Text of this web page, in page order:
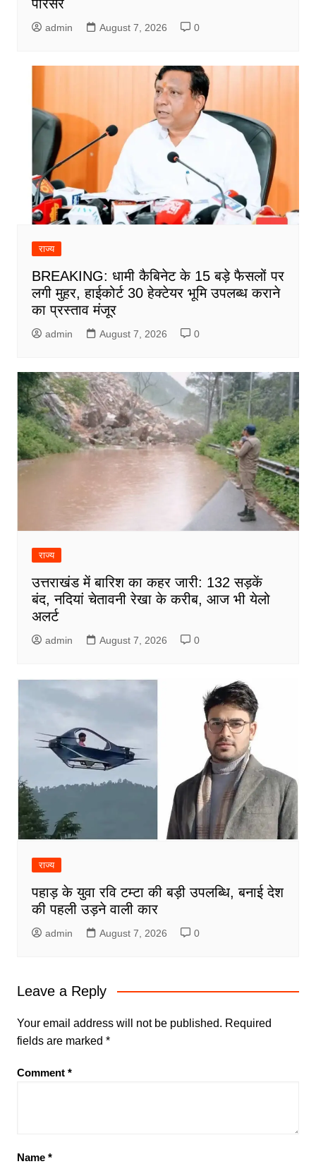
परिसर
admin August 7, 2026 0
राज्य
BREAKING: धामी कैबिनेट के 15 बड़े फैसलों पर
लगी मुहर, हाईकोर्ट 30 हेक्टेयर भूमि उपलब्ध कराने
का प्रस्ताव मंजूर
admin August 7, 2026 0
राज्य
उत्तराखंड में बारिश का कहर जारी: 132 सड़कें
बंद, नदियां चेतावनी रेखा के करीब, आज भी येलो
अलर्ट
admin August 7, 2026 0
राज्य
पहाड़ के युवा रवि टम्टा की बड़ी उपलब्धि, बनाई देश
की पहली उड़ने वाली कार
admin August 7, 2026 0
Leave a Reply
Your email address will not be published. Required
fields are marked *
Comment *
Name *